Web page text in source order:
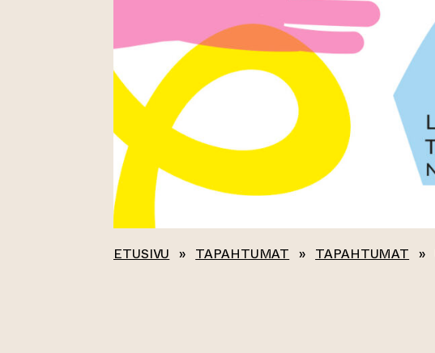
ETUSIVU » TAPAHTUMAT » TAPAHTUMAT »